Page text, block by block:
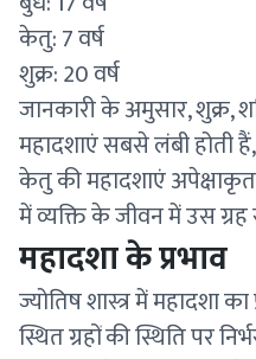
केतु: 7 वर्ष
शुक्र: 20 वर्ष
जानकारी के अमुसार, शुक्र,
महादशाएं सबसे लंबी होती
केतु की महादशाएं अपेक्षाकृत
में व्यक्ति के जीवन में उस
महादशा के प्रभाव
ज्योतिष शास्त्र में महादशा
स्थित ग्रहों की स्थिति पर